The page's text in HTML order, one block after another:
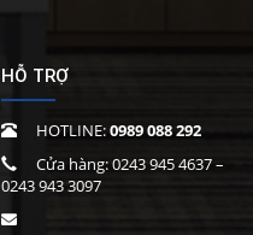
HỖ TRỢ
HOTLINE:0989 088 292
Cửa hàng:0243 945 4637–
0243 943 3097